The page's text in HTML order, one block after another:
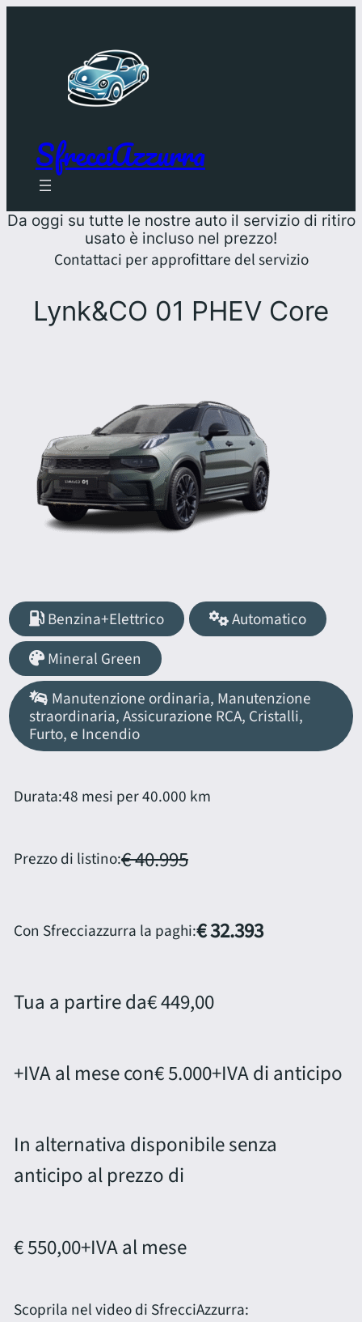
SfrecciAzzurra
Da oggi su tutte le nostre auto il servizio di ritiro
usato è incluso nel prezzo!
Contattaci per approfittare del servizio
Lynk&CO 01 PHEV Core
Benzina+Elettrico
Automatico
Mineral Green
Manutenzione ordinaria, Manutenzione
straordinaria, Assicurazione RCA, Cristalli,
Furto, e Incendio
Durata:48 mesi per 40.000 km
Prezzo di listino:€ 40.995
Con Sfrecciazzurra la paghi:€ 32.393
Tua a partire da€ 449,00
+IVA al mese con€ 5.000+IVA di anticipo
In alternativa disponibile senza
anticipo al prezzo di
€ 550,00+IVA al mese
Scoprila nel video di SfrecciAzzurra: